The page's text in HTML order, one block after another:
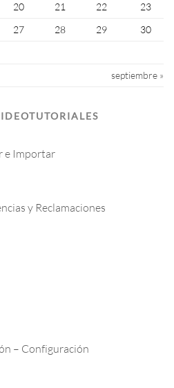
20 21 22
23
27 28 29
30
septiembre »
e Importar
y Reclamaciones
– Configuración